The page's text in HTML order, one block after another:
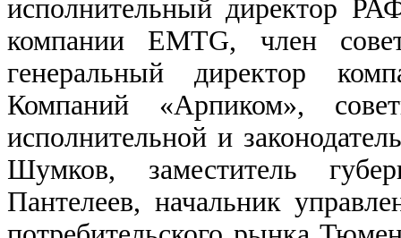
исполнительный директор
компании EMTG, член
генеральный директор
Компаний «Арпиком»,
исполнительной и
Шумков, заместитель
Пантелеев, начальник